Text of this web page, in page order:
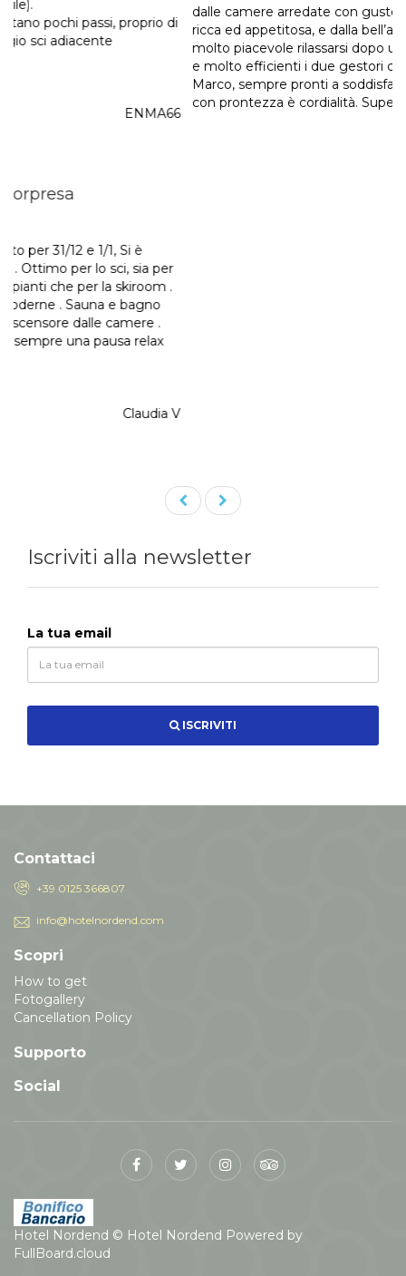
Sono stato diverse volte al Nordend, sin da subito colpito
dalle camere arredate con gusto, da una prima colazione
ricca ed appetitosa, e dalla bell’area benessere dove è
molto piacevole rilassarsi dopo una giornata di sci. Squisiti
e molto efficienti i due gestori dell’hotel, Giovanna e
Marco, sempre pronti a soddisfare ogni nostra esigenza
con prontezza è cordialità. Superconsigliato
Iscriviti alla newsletter
+39 0125 366807
info@hotelnordend.com
Fotogallery
Hotel Nordend
FullBoard.cloud